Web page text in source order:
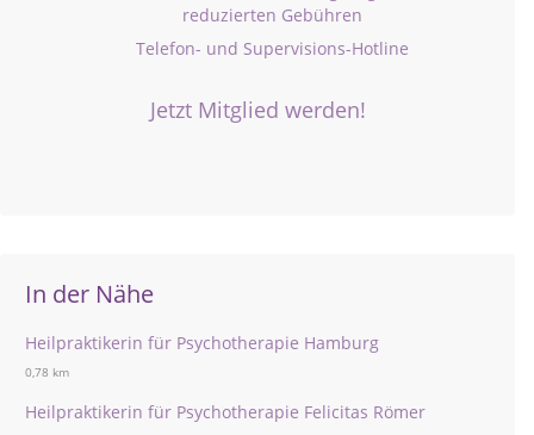
reduzierten Gebühren
Telefon- und Supervisions-Hotline
Jetzt Mitglied werden!
In der Nähe
Heilpraktikerin für Psychotherapie Hamburg
0,78 km
Heilpraktikerin für Psychotherapie Felicitas Römer